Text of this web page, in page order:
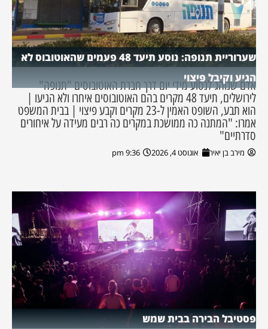
שערוריית תנופה: נוסע תיעד 48 פעמים שהאוטובוס לא
הגיע וקיבל פיצוי
אדם שנוהג לנסוע מידי יום דרך חברת האוטובוסים "תנופה"
לירושלים, תיעד 48 מקרים בהם האוטובוסים איחרו ולא הגיעו |
הוא תבע, השופט האמין ל-23 מקרים וקבע פיצוי | בבית המשפט
אמרו: "המתנה כה ממושכת במקרים כה רבים מעידה על איחורים
סדרתיים"
מירב בן יאיר אוגוסט 4, 2026 9:36 pm
פסטיבל הבירה בבית שמש